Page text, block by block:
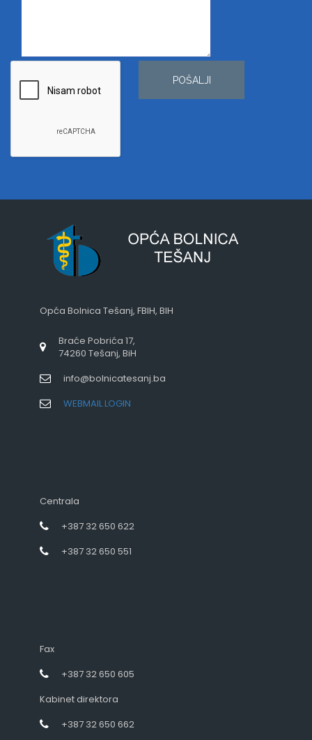
POŠALJI
Opća Bolnica Tešanj, FBIH, BIH
Braće Pobrića 17,
74260 Tešanj, BiH
info@bolnicatesanj.ba
WEBMAIL LOGIN
Centrala
+387 32 650 622
+387 32 650 551
Fax
+387 32 650 605
Kabinet direktora
+387 32 650 662